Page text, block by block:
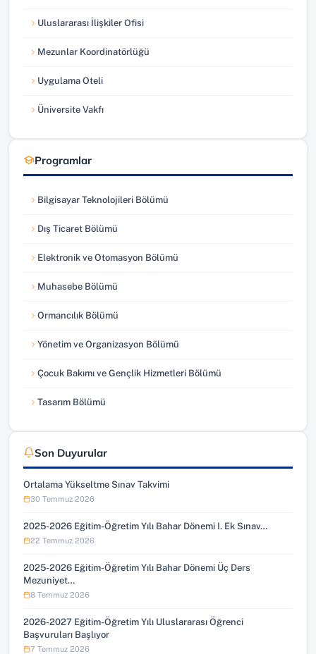
Uluslararası İlişkiler Ofisi
(yeni sekmede açılır)
Mezunlar Koordinatörlüğü
(yeni sekmede açılır)
Uygulama Oteli
(yeni sekmede açılır)
Üniversite Vakfı
(yeni sekmede açılır)
Programlar
Bilgisayar Teknolojileri Bölümü
Dış Ticaret Bölümü
Elektronik ve Otomasyon Bölümü
Muhasebe Bölümü
Ormancılık Bölümü
Yönetim ve Organizasyon Bölümü
Çocuk Bakımı ve Gençlik Hizmetleri Bölümü
Tasarım Bölümü
Son Duyurular
Ortalama Yükseltme Sınav Takvimi
30 Temmuz 2026
2025-2026 Eğitim-Öğretim Yılı Bahar Dönemi I. Ek Sınav…
22 Temmuz 2026
2025-2026 Eğitim-Öğretim Yılı Bahar Dönemi Üç Ders
Mezuniyet…
8 Temmuz 2026
2026-2027 Eğitim-Öğretim Yılı Uluslararası Öğrenci
Başvuruları Başlıyor
7 Temmuz 2026